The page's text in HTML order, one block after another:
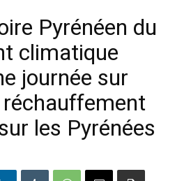
Pyrénéen du
climatique
journée sur
réchauffement
les Pyrénées